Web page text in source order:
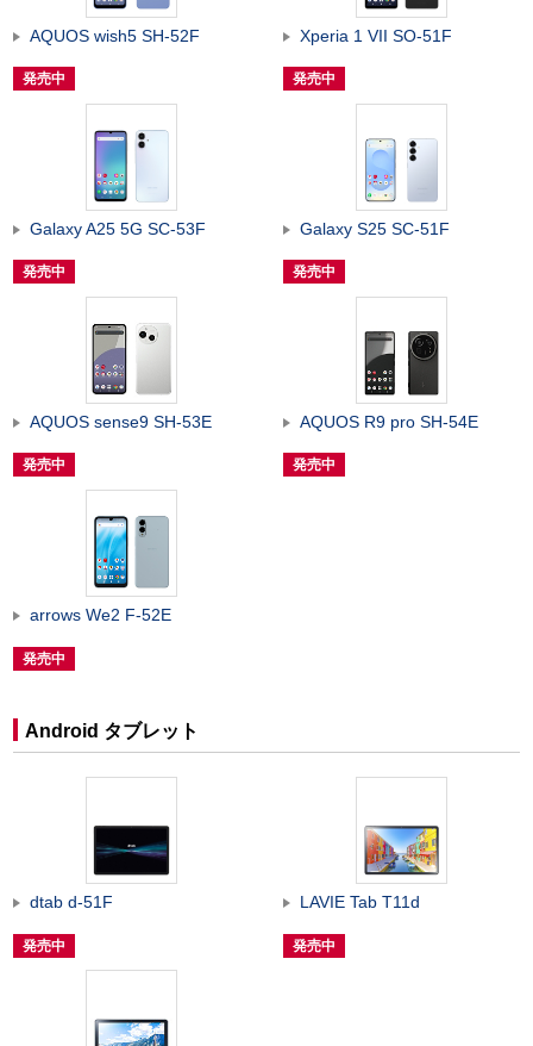
AQUOS wish5 SH-52F
発売中
Xperia 1 VII SO-51F
発売中
Galaxy A25 5G SC-53F
発売中
Galaxy S25 SC-51F
発売中
AQUOS sense9 SH-53E
発売中
AQUOS R9 pro SH-54E
発売中
arrows We2 F-52E
発売中
Android タブレット
dtab d-51F
発売中
LAVIE Tab T11d
発売中